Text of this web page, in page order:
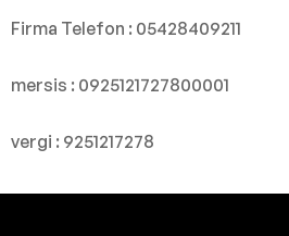
Firma Telefon : 05428409211
mersis : 0925121727800001
vergi : 9251217278